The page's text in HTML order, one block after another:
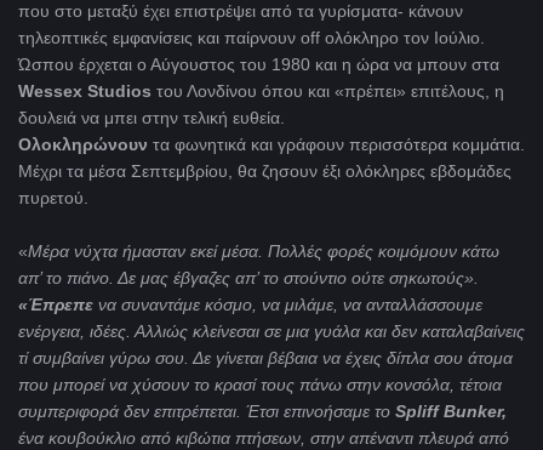
που στο μεταξύ έχει επιστρέψει από τα γυρίσματα- κάνουν
τηλεοπτικές εμφανίσεις και παίρνουν off ολόκληρο τον Ιούλιο.
Ώσπου έρχεται ο Αύγουστος του 1980 και η ώρα να μπουν στα
Wessex Studios του Λονδίνου όπου και «πρέπει» επιτέλους, η
δουλειά να μπει στην τελική ευθεία.
Ολοκληρώνουν τα φωνητικά και γράφουν περισσότερα κομμάτια.
Μέχρι τα μέσα Σεπτεμβρίου, θα ζησουν έξι ολόκληρες εβδομάδες
πυρετού.
«Μέρα νύχτα ήμασταν εκεί μέσα. Πολλές φορές κοιμόμουν κάτω
απ’ το πιάνο. Δε μας έβγαζες απ’ το στούντιο ούτε σηκωτούς».
«Έπρεπε να συναντάμε κόσμο, να μιλάμε, να ανταλλάσσουμε
ενέργεια, ιδέες. Αλλιώς κλείνεσαι σε μια γυάλα και δεν καταλαβαίνεις
τί συμβαίνει γύρω σου. Δε γίνεται βέβαια να έχεις δίπλα σου άτομα
που μπορεί να χύσουν το κρασί τους πάνω στην κονσόλα, τέτοια
συμπεριφορά δεν επιτρέπεται. Έτσι επινοήσαμε το Spliff Bunker,
ένα κουβούκλιο από κιβώτια πτήσεων, στην απέναντι πλευρά από